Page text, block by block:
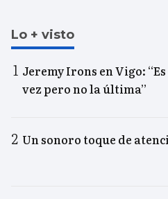
Lo + visto
Jeremy Irons en Vigo:
vez pero no la última”
Un sonoro toque de